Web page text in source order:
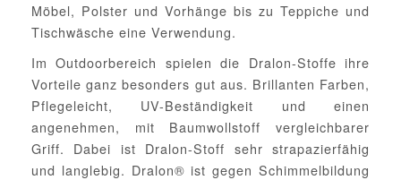
Möbel, Polster und Vorhänge bis zu Teppiche und
Tischwäsche eine Verwendung.
Im Outdoorbereich spielen die Dralon-Stoffe ihre
Vorteile ganz besonders gut aus. Brillanten Farben,
Pflegeleicht, UV-Beständigkeit und einen
angenehmen, mit Baumwollstoff vergleichbarer
Griff. Dabei ist Dralon-Stoff sehr strapazierfähig
und langlebig. Dralon® ist gegen Schimmelbildung